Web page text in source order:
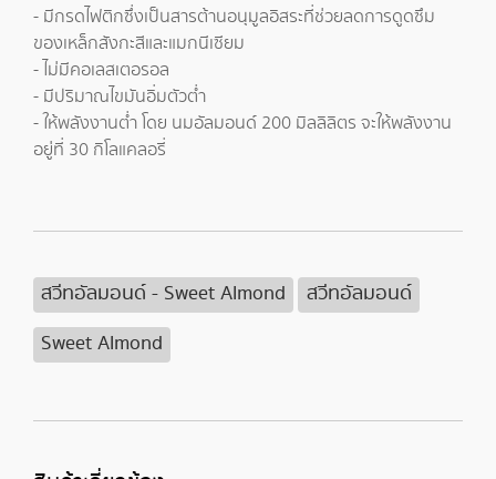
- มีกรดไฟติกซึ่งเป็นสารต้านอนุมูลอิสระที่ช่วยลดการดูดซึม
ของเหล็กสังกะสีและแมกนีเซียม
- ไม่มีคอเลสเตอรอล
- มีปริมาณไขมันอิ่มตัวต่ำ
- ให้พลังงานต่ำ โดย นมอัลมอนด์ 200 มิลลิลิตร จะให้พลังงาน
อยู่ที่ 30 กิโลแคลอรี่
สวีทอัลมอนด์ - Sweet Almond
สวีทอัลมอนด์
Sweet Almond